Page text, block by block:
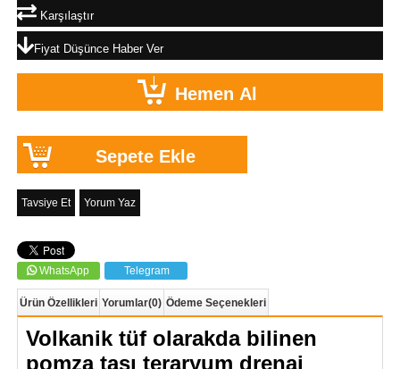
Karşılaştır
Fiyat Düşünce Haber Ver
Tavsiye Et Yorum Yaz
WhatsApp Telegram
Ürün Özellikleri Yorumlar(0) Ödeme Seçenekleri
Volkanik tüf olarakda bilinen
pomza taşı teraryum drenaj